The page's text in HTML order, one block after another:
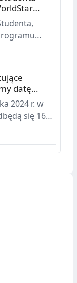
Targów
uznanie
datę
2024 r. w
się 16.